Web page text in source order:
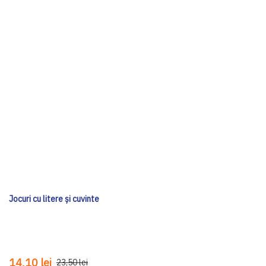
Jocuri cu litere și cuvinte
14,10 lei 23,50 lei